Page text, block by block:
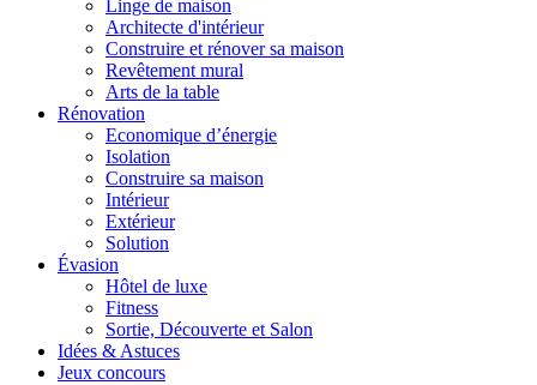
Linge de maison
Architecte d'intérieur
Construire et rénover sa maison
Revêtement mural
Arts de la table
Rénovation
Economique d’énergie
Isolation
Construire sa maison
Intérieur
Extérieur
Solution
Évasion
Hôtel de luxe
Fitness
Sortie, Découverte et Salon
Idées & Astuces
Jeux concours